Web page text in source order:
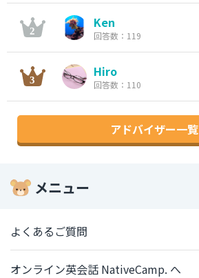
Ken
回答数：119
Hiro
回答数：110
アドバイザー一覧
メニュー
よくあるご質問
オンライン英会話 NativeCamp. へ